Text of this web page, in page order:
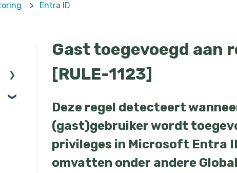
Entra ID
Gast toegevoegd aan
[RULE-1123]
Deze regel detecteert
(gast)gebruiker wordt
privileges in Microsoft Entra
omvatten onder andere